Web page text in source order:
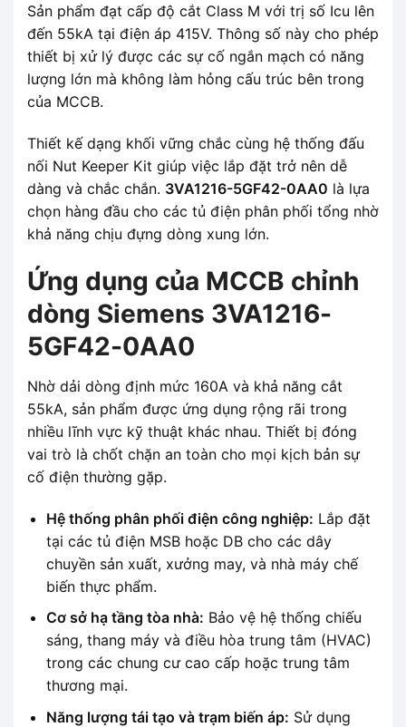
Sản phẩm đạt cấp độ cắt Class M với trị số Icu lên
đến 55kA tại điện áp 415V. Thông số này cho phép
thiết bị xử lý được các sự cố ngắn mạch có năng
lượng lớn mà không làm hỏng cấu trúc bên trong
của MCCB.
Thiết kế dạng khối vững chắc cùng hệ thống đấu
nối Nut Keeper Kit giúp việc lắp đặt trở nên dễ
dàng và chắc chắn. 3VA1216-5GF42-0AA0 là lựa
chọn hàng đầu cho các tủ điện phân phối tổng nhờ
khả năng chịu đựng dòng xung lớn.
Ứng dụng của MCCB chỉnh
dòng Siemens 3VA1216-
5GF42-0AA0
Nhờ dải dòng định mức 160A và khả năng cắt
55kA, sản phẩm được ứng dụng rộng rãi trong
nhiều lĩnh vực kỹ thuật khác nhau. Thiết bị đóng
vai trò là chốt chặn an toàn cho mọi kịch bản sự
cố điện thường gặp.
Hệ thống phân phối điện công nghiệp: Lắp đặt
tại các tủ điện MSB hoặc DB cho các dây
chuyền sản xuất, xưởng may, và nhà máy chế
biến thực phẩm.
Cơ sở hạ tầng tòa nhà: Bảo vệ hệ thống chiếu
sáng, thang máy và điều hòa trung tâm (HVAC)
trong các chung cư cao cấp hoặc trung tâm
thương mại.
Năng lượng tái tạo và trạm biến áp: Sử dụng